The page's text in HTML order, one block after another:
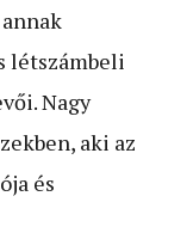
létszámbeli
Nagy
aki az
és